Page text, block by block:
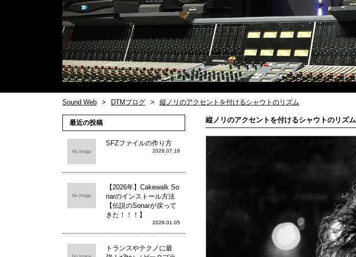
Sound Web DTMブログ 縦ノリのアクセントを付けるシャウトのリズム
縦ノリのアクセントを付けるシャウトのリズム
最近の投稿
SFZファイルの作り方
2026.07.18
【2026年】Cakewalk So
narのインストール方法
【伝説のSonarが戻って
きた！！！】
2026.01.05
トランスやテクノに最